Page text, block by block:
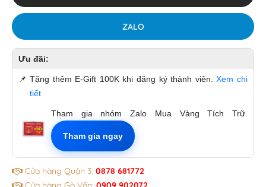
ZALO
Ưu đãi:
📌 Tặng thêm E-Gift 100K khi đăng ký thành viên.Xem chi
tiết
Tham gia nhóm Zalo Mua Vàng Tích Trữ.
Tham gia ngay
Cửa hàng Quận 3: 0878 681772